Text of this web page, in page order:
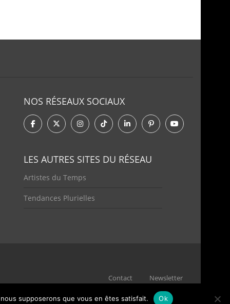
NOS RÉSEAUX SOCIAUX
LES AUTRES SITES DU RÉSEAU
Artistes du Temps
Tendances Plurielles
Contact Newsletter
supposerons que vous en êtes satisfait. Ok